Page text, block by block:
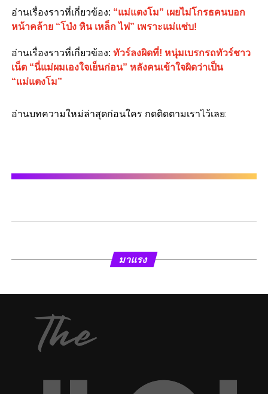
อ่านเรื่องราวที่เกี่ยวข้อง: “แม่แตงโม” เผยไม่โกรธคนบอก
หน้าคล้าย “โป่ง หิน เหล็ก ไฟ” เพราะแม่แซ่บ!
อ่านเรื่องราวที่เกี่ยวข้อง: ทัวร์ลงผิดที่! หนุ่มเบรกรถทัวร์ชาว
เน็ต “นี่แม่ผมเองใจเย็นก่อน” หลังคนเข้าใจผิดว่าเป็น
“แม่แตงโม”
อ่านบทความใหม่ล่าสุดก่อนใคร กดติดตามเราไว้เลย:
มาแรง